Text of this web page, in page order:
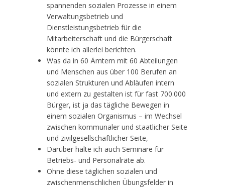
spannenden sozialen Prozesse in einem
Verwaltungsbetrieb und
Dienstleistungsbetrieb für die
Mitarbeiterschaft und die Bürgerschaft
könnte ich allerlei berichten.
Was da in 60 Ämtern mit 60 Abteilungen
und Menschen aus über 100 Berufen an
sozialen Strukturen und Abläufen intern
und extern zu gestalten ist für fast 700.000
Bürger, ist ja das tägliche Bewegen in
einem sozialen Organismus – im Wechsel
zwischen kommunaler und staatlicher Seite
und zivilgesellschaftlicher Seite,
Darüber halte ich auch Seminare für
Betriebs- und Personalräte ab.
Ohne diese täglichen sozialen und
zwischenmenschlichen Übungsfelder in